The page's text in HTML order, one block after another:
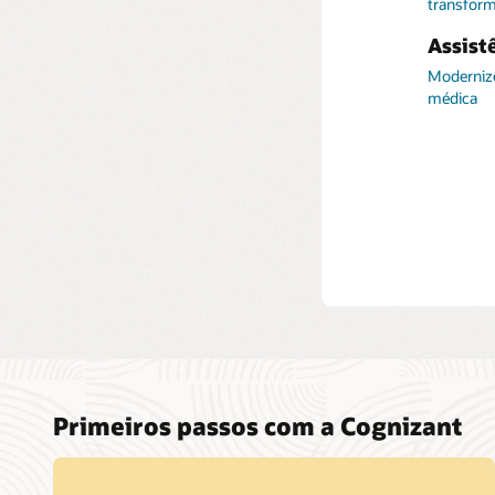
médica
Primeiros passos com a Cognizant